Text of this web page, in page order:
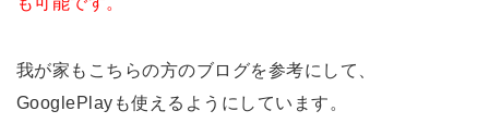
我が家もこちらの方のブログを参考にして、
GooglePlayも使えるようにしています。